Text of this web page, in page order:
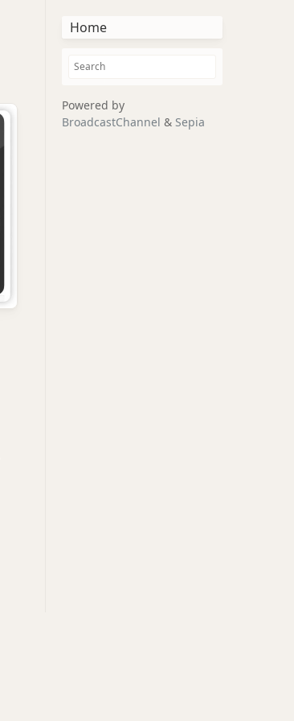
Home
Powered by
BroadcastChannel & Sepia